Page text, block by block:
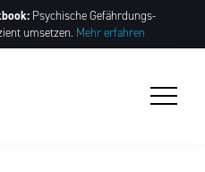
Psychische Gefährdungs­
umsetzen. Mehr erfahren